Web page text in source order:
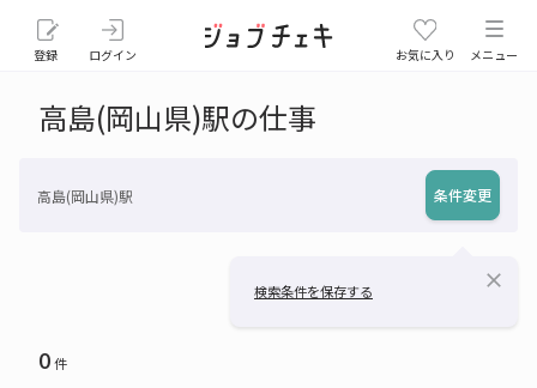
登録 ログイン お気に入り メニュー
高島(岡山県)駅の仕事
高島(岡山県)駅 条件変更
検索条件を保存する close
0件